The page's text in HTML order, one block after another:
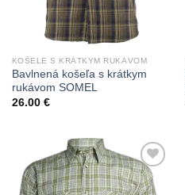
KOŠELE S KRÁTKYM RUKÁVOM
Bavlnená košeľa s krátkym
rukávom SOMEL
26.00 €
Add to
Wishlist